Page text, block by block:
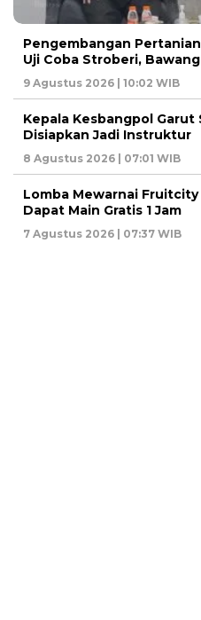
Pengembangan
Uji Coba Stroberi,
9 Agustus 2026 | 10:02 WIB
Kepala Kesbangpol Garut
Disiapkan Jadi Instruktur
8 Agustus 2026 | 07:01 WIB
Lomba Mewarnai
Dapat Main Gratis 1 Jam
7 Agustus 2026 | 07:37 WIB